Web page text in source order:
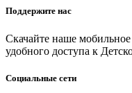
Поддержите нас
Скачайте наше
удобного доступа к
Социальные сети